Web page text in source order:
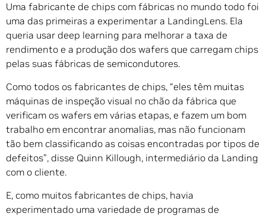
Uma fabricante de chips com fábricas no mundo todo foi
uma das primeiras a experimentar a LandingLens. Ela
queria usar deep learning para melhorar a taxa de
rendimento e a produção dos wafers que carregam chips
pelas suas fábricas de semicondutores.
Como todos os fabricantes de chips, “eles têm muitas
máquinas de inspeção visual no chão da fábrica que
verificam os wafers em várias etapas, e fazem um bom
trabalho em encontrar anomalias, mas não funcionam
tão bem classificando as coisas encontradas por tipos de
defeitos”, disse Quinn Killough, intermediário da Landing
com o cliente.
E, como muitos fabricantes de chips, havia
experimentado uma variedade de programas de